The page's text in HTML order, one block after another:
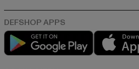
Play market